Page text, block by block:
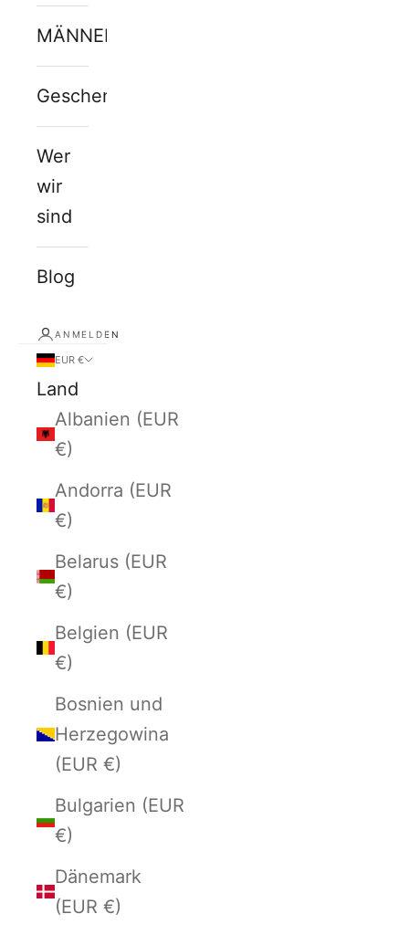
MÄNNERJUWELEN
Geschenkkarte
Wer
wir
sind
Blog
ANMELDEN
EUR €
Land
Albanien (EUR
€)
Andorra (EUR
€)
Belarus (EUR
€)
Belgien (EUR
€)
Bosnien und
Herzegowina
(EUR €)
Bulgarien (EUR
€)
Dänemark
(EUR €)